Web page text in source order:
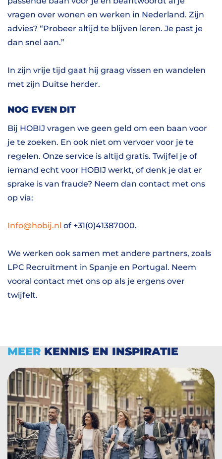
vragen over wonen en werken in Nederland. Zijn
advies? “Probeer altijd te blijven leren. Je past je
dan snel aan.”
In zijn vrije tijd gaat hij graag vissen en wandelen
met zijn Duitse herder.
NOG EVEN DIT
Bij HOBIJ vragen we geen geld om een baan voor
je te zoeken. En ook niet om vervoer voor je te
regelen. Onze service is altijd gratis. Twijfel je of
iemand echt voor HOBIJ werkt, of denk je dat er
sprake is van fraude? Neem dan contact met ons
op via:
Info@hobij.nl of +31(0)41387000.
We werken ook samen met andere partners, zoals
LPC Recruitment in Spanje en Portugal. Neem
vooral contact met ons op als je ergens over
twijfelt.
MEER KENNIS EN INSPIRATIE